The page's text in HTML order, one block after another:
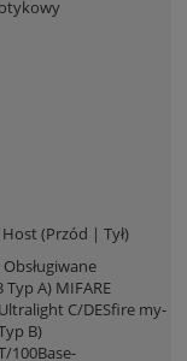
Host (Przód | Tył)
A) MIFARE
C/DESfire my-
B)
100Base-